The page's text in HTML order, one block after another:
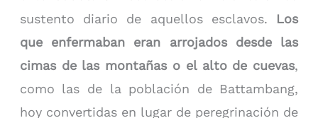
sustento diario de aquellos esclavos. Los
que enfermaban eran arrojados desde las
cimas de las montañas o el alto de cuevas,
como las de la población de Battambang,
hoy convertidas en lugar de peregrinación de